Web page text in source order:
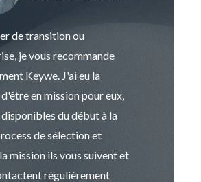
de transition ou
je vous recommande
Keywe. J'ai eu la
en mission pour eux,
du début à la
de sélection et
mission ils vous suivent et
régulièrement